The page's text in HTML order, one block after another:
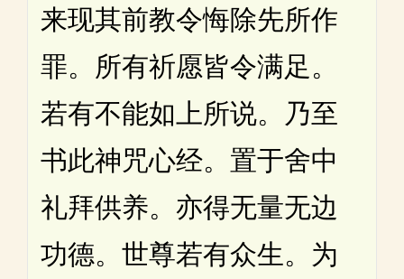
来现其前教令悔除先所作
罪。所有祈愿皆令满足。
若有不能如上所说。乃至
书此神咒心经。置于舍中
礼拜供养。亦得无量无边
功德。世尊若有众生。为